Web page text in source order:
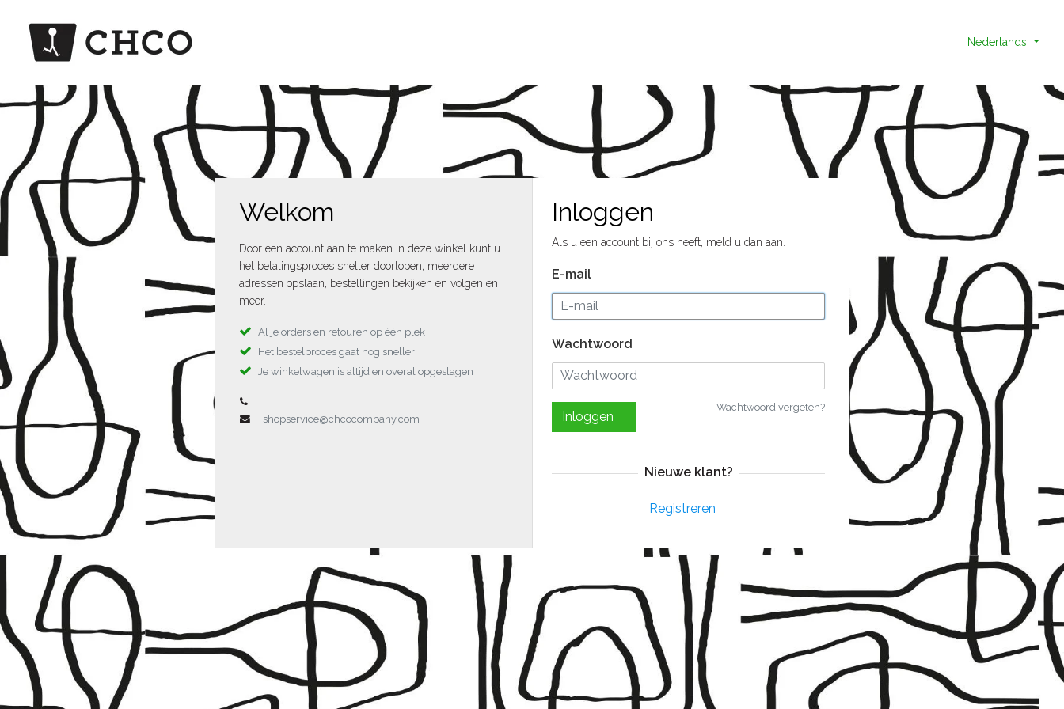
Nederlands
Welkom
Door een account aan te maken in deze winkel kunt u
het betalingsproces sneller doorlopen, meerdere
adressen opslaan, bestellingen bekijken en volgen en
meer.
Al je orders en retouren op één plek
Het bestelproces gaat nog sneller
Je winkelwagen is altijd en overal opgeslagen
shopservice@chcocompany.com
Inloggen
Als u een account bij ons heeft, meld u dan aan.
E-mail
Wachtwoord
Wachtwoord vergeten?
Inloggen
Nieuwe klant?
Registreren